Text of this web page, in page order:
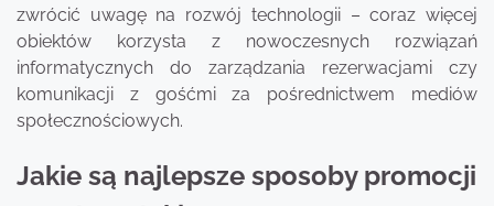
zwrócić uwagę na rozwój technologii – coraz więcej
obiektów korzysta z nowoczesnych rozwiązań
informatycznych do zarządzania rezerwacjami czy
komunikacji z gośćmi za pośrednictwem mediów
społecznościowych.
Jakie są najlepsze sposoby promocji